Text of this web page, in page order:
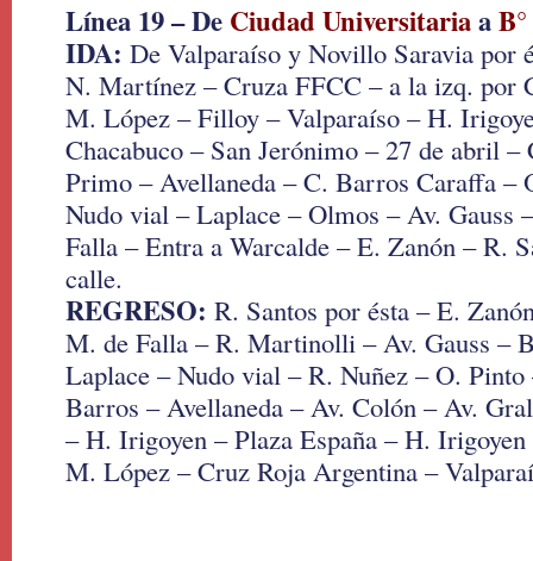
Línea 19 – De Ciudad Universitariaa
IDA: De Valparaíso y Novillo Saravia por
N. Martínez – Cruza FFCC – a la izq. por
M. López – Filloy – Valparaíso – H.
Chacabuco – San Jerónimo – 27 de abril
Primo – Avellaneda – C. Barros Caraffa –
Nudo vial – Laplace – Olmos – Av.
Falla – Entra a Warcalde – E. Zanón – R.
calle.
REGRESO: R. Santos por ésta – E.
M. de Falla – R. Martinolli – Av. Gauss –
Laplace – Nudo vial – R. Nuñez – O.
Barros – Avellaneda – Av. Colón – Av.
– H. Irigoyen – Plaza España – H.
M. López – Cruz Roja Argentina –